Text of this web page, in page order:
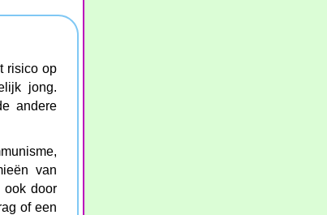
risico op
jong.
andere
van
ook door
of een